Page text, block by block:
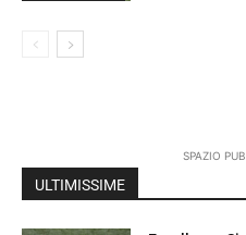
SPAZIO
ULTIMISSIME